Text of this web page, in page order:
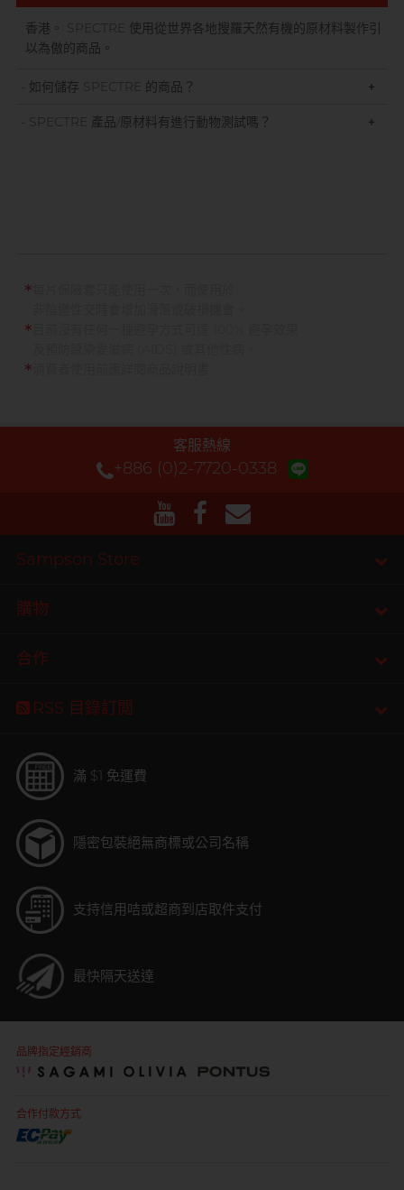
香港。 SPECTRE 使用從世界各地搜羅天然有機的原材料製作引
以為傲的商品。
如何儲存 SPECTRE 的商品？ +
SPECTRE 產品/原材料有進行動物測試嗎？ +
*
*
*
客服熱線
+886 (0)2-7720-0338
Sampson Store
購物
合作
RSS 目錄訂閲
滿 $1 免運費
隱密包裝絕無商標或公司名稱
支持信用咭或超商到店取件支付
最快隔天送達
品牌指定經銷商
合作付款方式